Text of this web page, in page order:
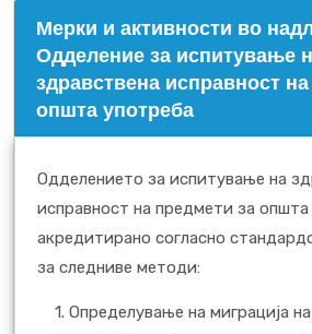
Mерки и активности во
Одделение за испитување
здравствена исправност
општа употреба
Одделението за испитување на
исправност на предмети за општа
акредитирано согласно
за следниве методи:
1. Определување на миграција